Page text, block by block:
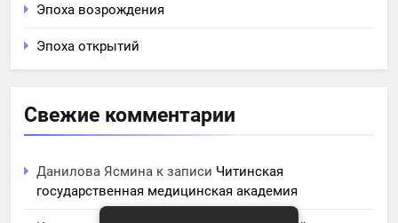
Эпоха возрождения
Эпоха открытий
Свежие комментарии
Данилова Ясмина к записи Читинская
государственная медицинская академия